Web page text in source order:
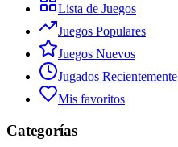
Lista de Juegos
Juegos Populares
Juegos Nuevos
Jugados Recientemente
Mis favoritos
Categorías